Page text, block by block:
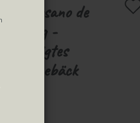
artesano de
300g -